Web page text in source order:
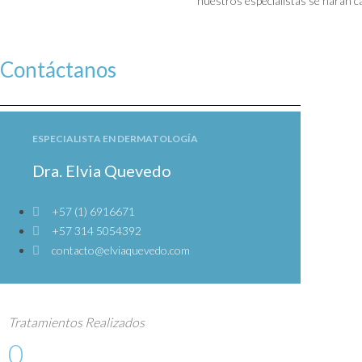
Contáctanos
ESPECIALISTA EN DERMATOLOGÍA
Dra. Elvia Quevedo
+57 (1) 6916671
+57 314 5054392
contacto@elviaquevedo.com
Tratamientos Realizados
0